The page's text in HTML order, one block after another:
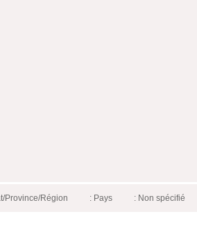
Province/Région : Pays : Non spécifié